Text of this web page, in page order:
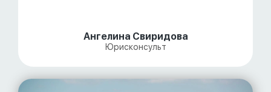
Ангелина Свиридова
Юрисконсульт